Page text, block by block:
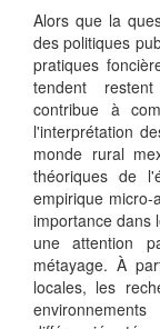
Alors que la
des politiques
pratiques
tendent
contribue à
l'interprétation
monde rural
théoriques de
empirique micro-
importance dans
une attention
métayage. À
locales, les